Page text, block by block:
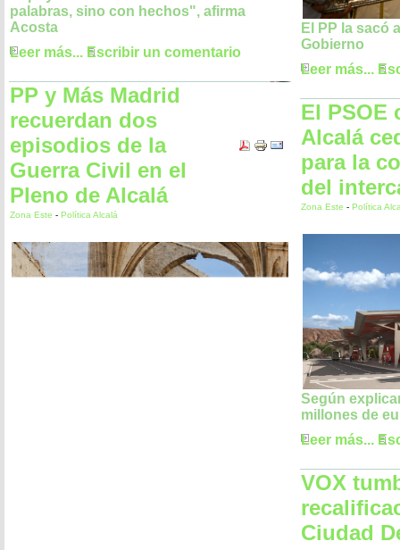
palabras, sino con hechos", afirma
Acosta
Leer más... Escribir un comentario
PP y Más Madrid
recuerdan dos
episodios de la
Guerra Civil en el
Pleno de Alcalá
Zona Este - Política Alcalá
El PP la sacó
Gobierno
Leer más...
El PSOE
Alcalá
para la
del
Zona Este - Política
Según
millones de
Leer más...
VOX
Ciudad